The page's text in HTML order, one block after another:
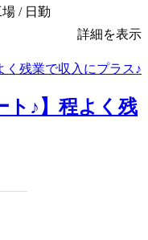
/ 日勤
詳細を表示
ト♪】程よく残